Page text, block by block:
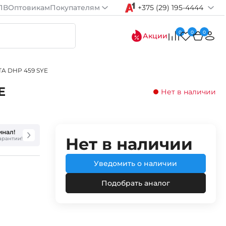
ОптовикамПокупателям +375 (29) 195-4444
Акции 0 0 0
DHP 459 SYE
Нет в наличии
Нет в наличии
Уведомить о наличии
Подобрать аналог